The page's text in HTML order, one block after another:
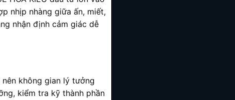
nhịp nhàng giữa ấn, miết,
nhận định cảm giác dễ
không gian lý tưởng
kiểm tra kỹ thành phần